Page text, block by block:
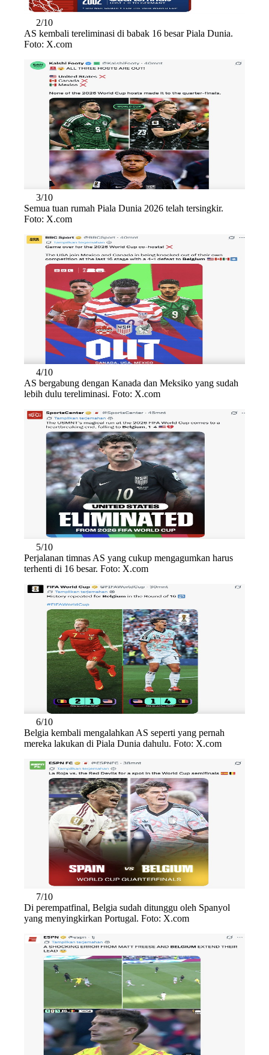
2/10
AS kembali tereliminasi di babak 16 besar Piala Dunia.
Foto: X.com
3/10
Semua tuan rumah Piala Dunia 2026 telah tersingkir.
Foto: X.com
4/10
AS bergabung dengan Kanada dan Meksiko yang sudah
lebih dulu tereliminasi. Foto: X.com
5/10
Perjalanan timnas AS yang cukup mengagumkan harus
terhenti di 16 besar. Foto: X.com
6/10
Belgia kembali mengalahkan AS seperti yang pernah
mereka lakukan di Piala Dunia dahulu. Foto: X.com
7/10
Di perempatfinal, Belgia sudah ditunggu oleh Spanyol
yang menyingkirkan Portugal. Foto: X.com